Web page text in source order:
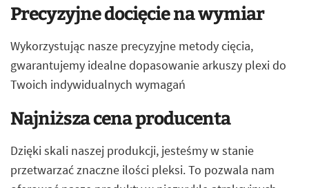
Precyzyjne docięcie na wymiar
Wykorzystując nasze precyzyjne metody cięcia,
gwarantujemy idealne dopasowanie arkuszy plexi do
Twoich indywidualnych wymagań
Najniższa cena producenta
Dzięki skali naszej produkcji, jesteśmy w stanie
przetwarzać znaczne ilości pleksi. To pozwala nam